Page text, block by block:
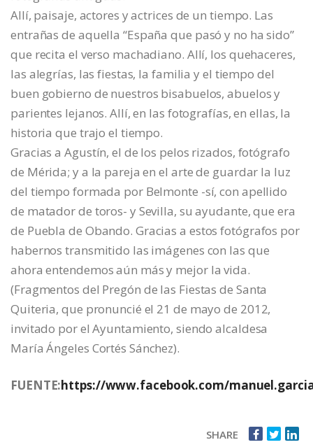
Allí, paisaje, actores y actrices de un tiempo. Las
entrañas de aquella “España que pasó y no ha sido”
que recita el verso machadiano. Allí, los quehaceres,
las alegrías, las fiestas, la familia y el tiempo del
buen gobierno de nuestros bisabuelos, abuelos y
parientes lejanos. Allí, en las fotografías, en ellas, la
historia que trajo el tiempo.
Gracias a Agustín, el de los pelos rizados, fotógrafo
de Mérida; y a la pareja en el arte de guardar la luz
del tiempo formada por Belmonte -sí, con apellido
de matador de toros- y Sevilla, su ayudante, que era
de Puebla de Obando. Gracias a estos fotógrafos por
habernos transmitido las imágenes con las que
ahora entendemos aún más y mejor la vida.
(Fragmentos del Pregón de las Fiestas de Santa
Quiteria, que pronuncié el 21 de mayo de 2012,
invitado por el Ayuntamiento, siendo alcaldesa
María Ángeles Cortés Sánchez).
FUENTE:https://www.facebook.com/
SHARE